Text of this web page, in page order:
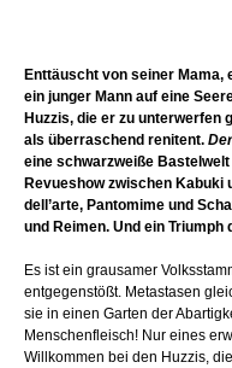
Enttäuscht von seiner
ein junger Mann auf eine
Huzzis, die er zu unterwerfen
als überraschend renitent.
eine schwarzweiße
Revueshow zwischen Kabuki
dell’arte, Pantomime und
und Reimen. Und ein Triumph
Es ist ein grausamer
entgegenstößt. Metastasen
sie in einen Garten der
Menschenfleisch! Nur eines
Willkommen bei den Huzzis,